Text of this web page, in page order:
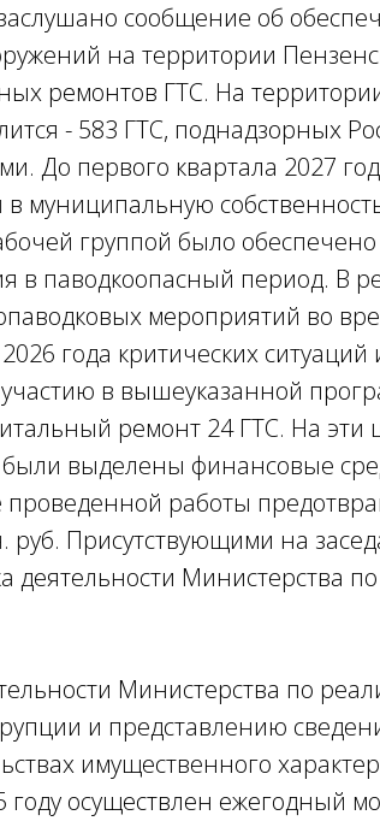
сообщение об
на территории
ремонтов ГТС. На
- 583 ГТС, поднадзорных
До первого квартала 2027
муниципальную
группой было
паводкоопасный период. В
мероприятий во
года критических
в вышеуказанной
ремонт 24 ГТС. На эти
выделены финансовые
проведенной работы
руб. Присутствующими на
деятельности Министерства
Министерства по
и представлению
имущественного
году осуществлен ежегодный